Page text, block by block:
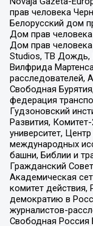
прав человека
Белорусский дом
Дом прав
Дом прав
Studios, ТВ Дождь,
Вилфрида
Свободная
федерация
Гудзоновский
Развития,
университет,
международных
башни, Библии и
Гражданский
Академическая
комитет
демократию в
журналистов-
Свободная Россия